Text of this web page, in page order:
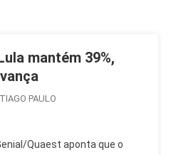
mantém 39%,
TIAGO PAULO
Quaest aponta que o